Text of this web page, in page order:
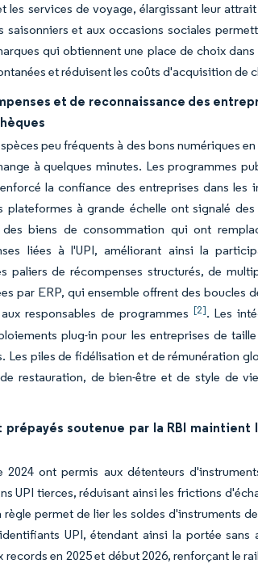
les services de voyage, élargissant leur
et aux occasions sociales
qui obtiennent une place de choix
et réduisent les coûts d'acquisition de
et de reconnaissance des
peu fréquents à des bons numériques
à quelques minutes. Les programmes
la confiance des entreprises dans les
à grande échelle ont signalé
biens de consommation qui ont
liées à l'UPI, améliorant ainsi la
paliers de récompenses structurés, de
par ERP, qui ensemble offrent des boucles
responsables de programmes [2]. Les
plug-in pour les entreprises de
Les piles de fidélisation et de rémunération
restauration, de bien-être et de style de
soutenue par la RBI
ont permis aux détenteurs
UPI tierces, réduisant ainsi les frictions
permet de lier les soldes d'instruments
UPI, étendant ainsi la portée sans
records en 2025 et début 2026, renforçant le